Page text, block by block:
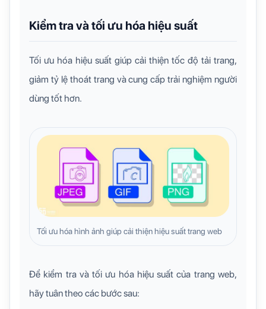
Kiểm tra và tối ưu hóa hiệu suất
Tối ưu hóa hiệu suất giúp cải thiện tốc độ tải trang,
giảm tỷ lệ thoát trang và cung cấp trải nghiệm người
dùng tốt hơn.
Tối ưu hóa hình ảnh giúp cải thiện hiệu suất trang web
Để kiểm tra và tối ưu hóa hiệu suất của trang web,
hãy tuân theo các bước sau: